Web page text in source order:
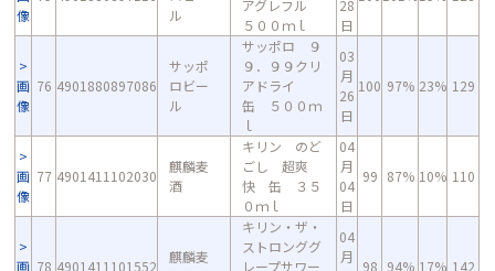
像
ル
アグレフル
５００ｍｌ
28
日
画
像
76 4901880897086
サッポ
ロビー
ル
サッポロ ９
９．９９クリ
アドライ
缶 ５００ｍ
ｌ
03
月
26
日
100 97% 23% 129
画
像
77 4901411102030
麒麟麦
酒
キリン のど
ごし 超爽
快 缶 ３５
０ｍｌ
04
月
04
日
99 87% 10% 110
画 78 4901411101552
麒麟麦
キリン・ザ・
ストロンググ
レープサワー
04
月
98 94% 17% 142